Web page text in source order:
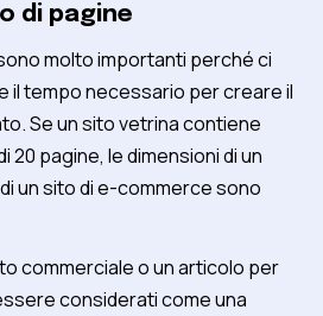
di pagine
molto importanti perché ci
il tempo necessario per creare il
Se un sito vetrina contiene
20 pagine, le dimensioni di un
un sito di e-commerce sono
commerciale o un articolo per
considerati come una